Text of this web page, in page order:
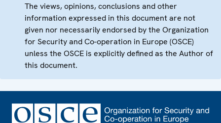
The views, opinions, conclusions and other
information expressed in this document are not
given nor necessarily endorsed by the Organization
for Security and Co-operation in Europe (OSCE)
unless the OSCE is explicitly defined as the Author of
this document.